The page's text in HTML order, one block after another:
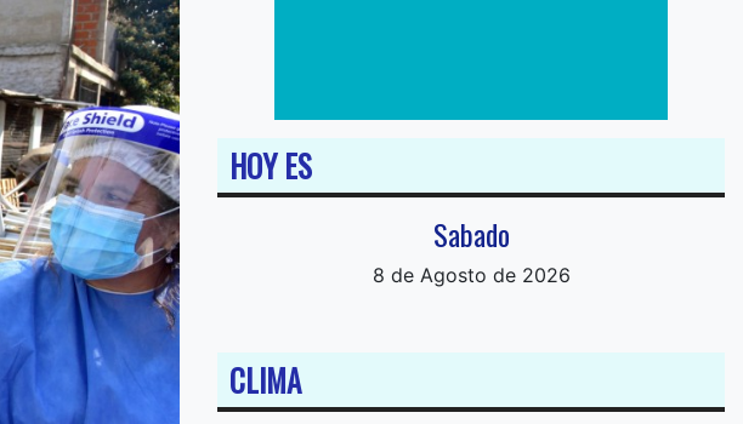
HOY ES
Sabado
8 de Agosto de 2026
CLIMA